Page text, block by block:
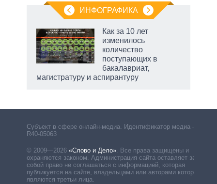
ИНФОГРАФИКА
Как за 10 лет
изменилось
количество
поступающих в
бакалавриат,
магистратуру и аспирантуру
Субъект в сфере онлайн-медиа. Идентификатор медиа –
R40-05063
© 2009—2026 «Слово и Дело». Все права защищены и
охраняются законом. Администрация сайта оставляет за
собой право не соглашаться с информацией, которая
публикуется на сайте, владельцами или авторами которой
являются третьи лица.